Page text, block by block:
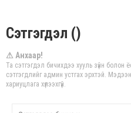
Сэтгэгдэл ()
⚠ Анхаар!
Та сэтгэгдэл бичихдээ хууль зүйн болон
сэтгэгдлийг админ устгах эрхтэй.
хариуцлага хүлээхгүй.